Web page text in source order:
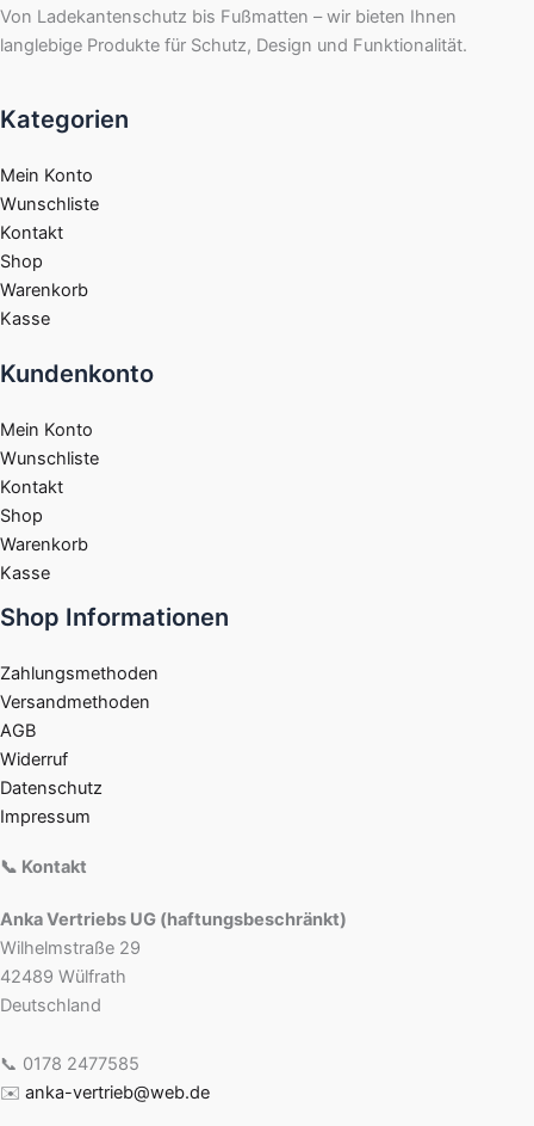
Von Ladekantenschutz bis Fußmatten – wir bieten Ihnen
langlebige Produkte für Schutz, Design und Funktionalität.
Kategorien
Mein Konto
Wunschliste
Kontakt
Shop
Warenkorb
Kasse
Kundenkonto
Mein Konto
Wunschliste
Kontakt
Shop
Warenkorb
Kasse
Shop Informationen
Zahlungsmethoden
Versandmethoden
AGB
Widerruf
Datenschutz
Impressum
📞 Kontakt
Anka Vertriebs UG (haftungsbeschränkt)
Wilhelmstraße 29
42489 Wülfrath
Deutschland
📞 0178 2477585
✉️ anka-vertrieb@web.de